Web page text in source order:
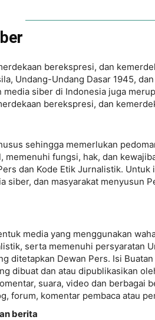
berekspresi, dan
Undang-Undang Dasar 1945,
media siber di Indonesia juga
berekspresi, dan
sehingga memerlukan
memenuhi fungsi, hak, dan
dan Kode Etik Jurnalistik. Untuk
siber, dan masyarakat menyusun
media yang menggunakan
serta memenuhi persyaratan
ditetapkan Dewan Pers. Isi
dibuat dan atau dipublikasikan
suara, video dan berbagai
forum, komentar pembaca atau
berita